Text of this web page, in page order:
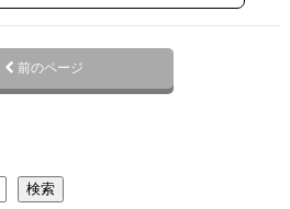
前のページ
検索